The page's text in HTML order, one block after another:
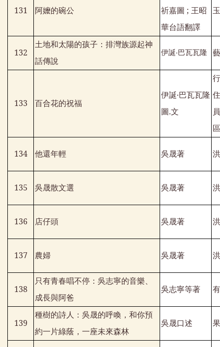
131 阿嬤的碗公
祈嘉圖 ; 王昭
華台語翻譯
132
土地和太陽的孩子：排灣族源起神
話傳說
伊誕‧巴瓦瓦隆
133 百合花的祝福
伊誕‧巴瓦瓦隆
圖.文
134 他還年輕 吳晟著
135 吳晟散文選 吳晟著
136 店仔頭 吳晟著
137 農婦 吳晟著
138
只有青春唱不停：吳志寧的音樂、
成長與阿爸
吳志寧等著
139
種樹的詩人：吳晟的呼喚，和你預
約一片綠蔭，一座未來森林
吳晟口述